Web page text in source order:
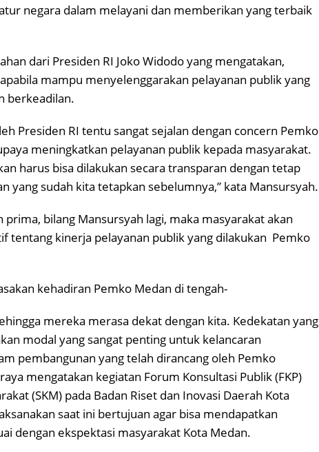
negara dalam melayani dan memberikan yang terbaik
dari Presiden RI Joko Widodo yang mengatakan,
mampu menyelenggarakan pelayanan publik yang
berkeadilan.
Presiden RI tentu sangat sejalan dengan concern Pemko
meningkatkan pelayanan publik kepada masyarakat.
harus bisa dilakukan secara transparan dengan tetap
yang sudah kita tetapkan sebelumnya,” kata Mansursyah.
prima, bilang Mansursyah lagi, maka masyarakat akan
tentang kinerja pelayanan publik yang dilakukan Pemko
kehadiran Pemko Medan di tengah-
mereka merasa dekat dengan kita. Kedekatan yang
modal yang sangat penting untuk kelancaran
pembangunan yang telah dirancang oleh Pemko
mengatakan kegiatan Forum Konsultasi Publik (FKP)
(SKM) pada Badan Riset dan Inovasi Daerah Kota
saat ini bertujuan agar bisa mendapatkan
dengan ekspektasi masyarakat Kota Medan.